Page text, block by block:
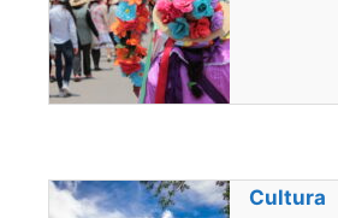
Cultura